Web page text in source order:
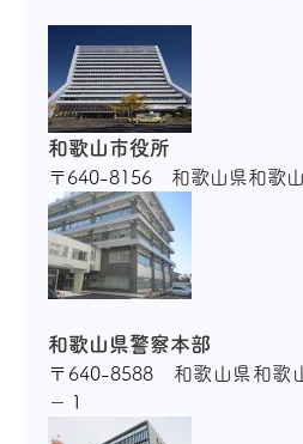
和歌山市役所
〒640-8156 和歌山県和歌
和歌山県警察本部
〒640-8588 和歌山県和歌
−１